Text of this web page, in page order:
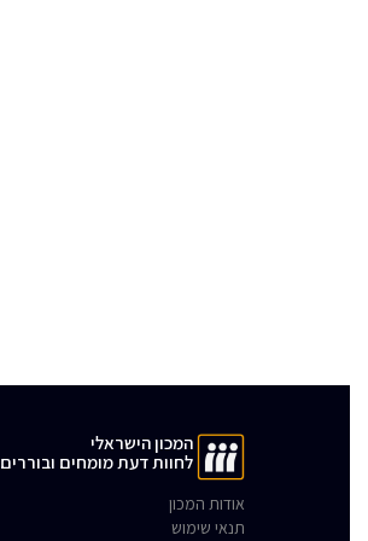
המכון הישראלי
לחוות דעת מומחים ובוררים
אודות המכון
תנאי שימוש